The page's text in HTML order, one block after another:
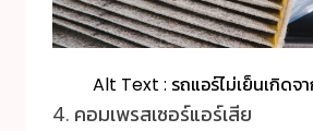
Alt Text : รถแอร์ไม่เย็นเกิดจา
4. คอมเพรสเซอร์แอร์เสีย